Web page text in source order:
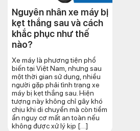
Nguyên nhân xe máy bị
kẹt thắng sau và cách
khắc phục như thế
nào?
Xe máy là phương tiện phổ
biến tại Việt Nam, nhưng sau
một thời gian sử dụng, nhiều
người gặp phải tình trạng xe
máy bị kẹt thắng sau. Hiện
tượng này không chỉ gây khó
chịu khi di chuyển mà còn tiềm
ẩn nguy cơ mất an toàn nếu
không được xử lý kịp […]